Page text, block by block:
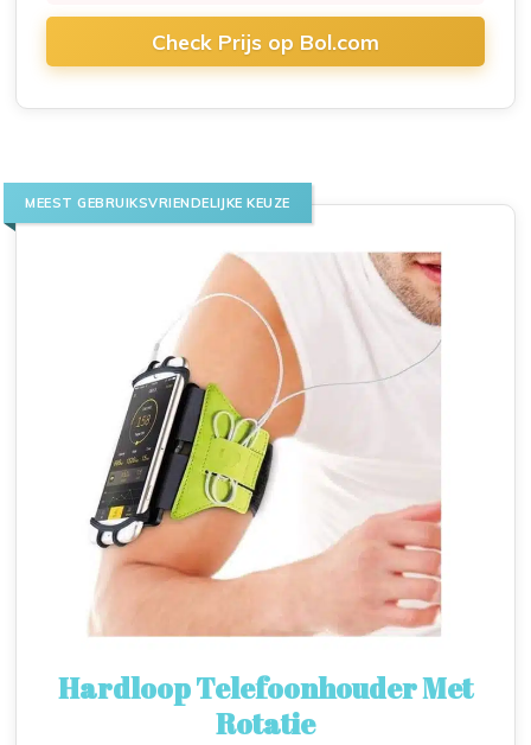
Check Prijs op Bol.com
MEEST GEBRUIKSVRIENDELIJKE KEUZE
Hardloop Telefoonhouder Met
Rotatie